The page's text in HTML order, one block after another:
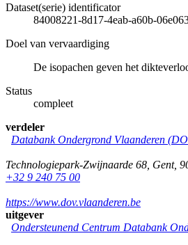
Dataset(serie) identificator
84008221-8d17-4eab-a60b-
Doel van vervaardiging
De isopachen geven het
Status
compleet
verdeler
Databank Ondergrond Vlaanderen
Technologiepark-Zwijnaarde 68 Gent,
+32 9 240 75 00
https://www.dov.vlaanderen.be
uitgever
Ondersteunend Centrum Databank